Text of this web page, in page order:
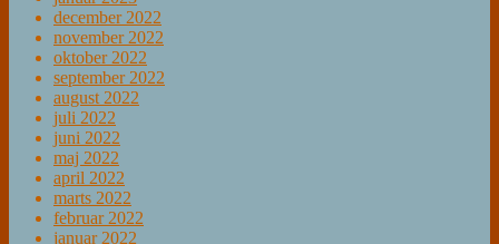
december 2022
november 2022
oktober 2022
september 2022
august 2022
juli 2022
juni 2022
maj 2022
april 2022
marts 2022
februar 2022
januar 2022